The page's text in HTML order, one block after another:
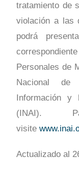
tratamiento de
violación a las
podrá
Personales de
Nacional de
Información y
(INAI).
visite
Actualizado al